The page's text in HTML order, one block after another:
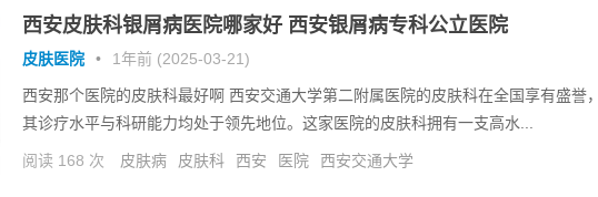
西安皮肤科银屑病医院哪家好 西安银屑病专科公立医院
皮肤医院 • 1年前 (2025-03-21)
西安那个医院的皮肤科最好啊 西安交通大学第二附属医院的皮肤科在全国享有盛誉，
其诊疗水平与科研能力均处于领先地位。这家医院的皮肤科拥有一支高水...
阅读 168 次 皮肤病 皮肤科 西安 医院 西安交通大学